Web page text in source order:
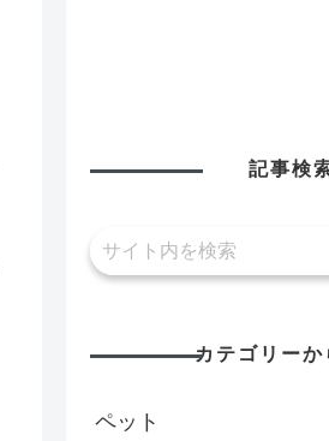
記事検
カテゴリーか
ペット